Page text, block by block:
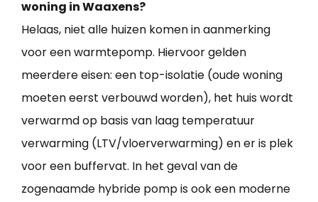
woning in Waaxens?
Helaas, niet alle huizen komen in aanmerking
voor een warmtepomp. Hiervoor gelden
meerdere eisen: een top-isolatie (oude woning
moeten eerst verbouwd worden), het huis wordt
verwarmd op basis van laag temperatuur
verwarming (LTV/vloerverwarming) en er is plek
voor een buffervat. In het geval van de
zogenaamde hybride pomp is ook een moderne